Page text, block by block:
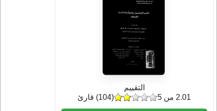
التقييم
(
104) قارئ 2.01 من 5